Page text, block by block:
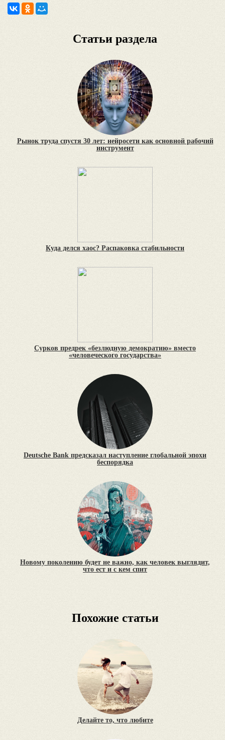
Статьи раздела
Рынок труда спустя 30 лет: нейросети как основной рабочий
инструмент
Куда делся хаос? Распаковка стабильности
Сурков предрек «безлюдную демократию» вместо
«человеческого государства»
Deutsche Bank предсказал наступление глобальной эпохи
беспорядка
Новому поколению будет не важно, как человек выглядит,
что ест и с кем спит
Похожие статьи
Делайте то, что любите